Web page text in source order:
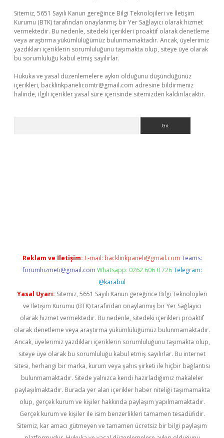
Sitemiz, 5651 Sayılı Kanun gereğince Bilgi Teknolojileri ve İletişim
Kurumu (BTK) tarafından onaylanmış bir Yer Sağlayıcı olarak hizmet
vermektedir. Bu nedenle, sitedeki içerikleri proaktif olarak denetleme
veya araştırma yükümlülüğümüz bulunmamaktadır. Ancak, üyelerimiz
yazdıkları içeriklerin sorumluluğunu taşımakta olup, siteye üye olarak
bu sorumluluğu kabul etmiş sayılırlar.
Hukuka ve yasal düzenlemelere aykırı olduğunu düşündüğünüz
içerikleri, backlinkpanelicomtr@gmail.com adresine bildirmeniz
halinde, ilgili içerikler yasal süre içerisinde sitemizden kaldırılacaktır.
Reklam ve İletişim: E-mail: backlinkpaneli@gmail.com Teams:
forumhizmeti@gmail.com Whatsapp: 0262 606 0 726 Telegram:
@karabul
Yasal Uyarı: Sitemiz, 5651 Sayılı Kanun gereğince Bilgi Teknolojileri
ve İletişim Kurumu (BTK) tarafından onaylanmış bir Yer Sağlayıcı
olarak hizmet vermektedir. Bu nedenle, sitedeki içerikleri proaktif
olarak denetleme veya araştırma yükümlülüğümüz bulunmamaktadır.
Ancak, üyelerimiz yazdıkları içeriklerin sorumluluğunu taşımakta olup,
siteye üye olarak bu sorumluluğu kabul etmiş sayılırlar. Bu internet
sitesi, herhangi bir marka, kurum veya şahıs şirketi ile hiçbir bağlantısı
bulunmamaktadır. Sitede yalnızca kendi hazırladığımız makaleler
paylaşılmaktadır. Burada yer alan içerikler haber niteliği taşımamakta
olup, gerçek kurum ve kişiler hakkında paylaşım yapılmamaktadır.
Gerçek kurum ve kişiler ile isim benzerlikleri tamamen tesadüfidir.
Sitemiz, kar amacı gütmeyen ve tamamen ücretsiz bir bilgi paylaşım